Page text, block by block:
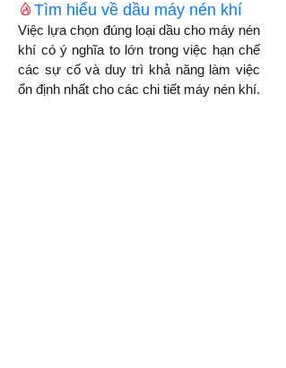
Tìm hiểu về dầu máy nén khí
Việc lựa chọn đúng loại dầu cho máy nén
khí có ý nghĩa to lớn trong việc hạn chế
các sự cố và duy trì khả năng làm việc
ổn định nhất cho các chi tiết máy nén khí.